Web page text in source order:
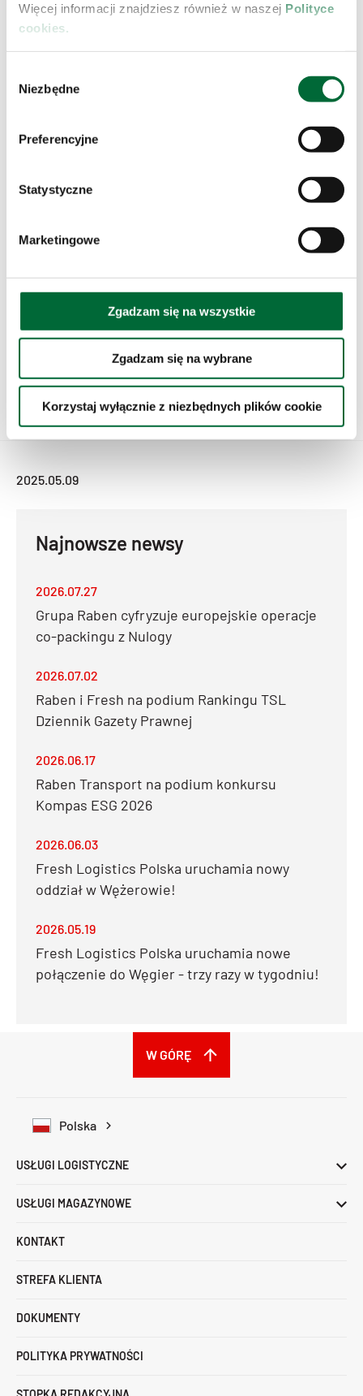
Więcej informacji znajdziesz również w naszej Polityce
cookies.
Niezbędne
Preferencyjne
Statystyczne
Marketingowe
Zgadzam się na wszystkie
Zgadzam się na wybrane
Korzystaj wyłącznie z niezbędnych plików cookie
2025.05.09
Najnowsze newsy
2026.07.27
Grupa Raben cyfryzuje europejskie operacje
co-packingu z Nulogy
2026.07.02
Raben i Fresh na podium Rankingu TSL
Dziennik Gazety Prawnej
2026.06.17
Raben Transport na podium konkursu
Kompas ESG 2026
2026.06.03
Fresh Logistics Polska uruchamia nowy
oddział w Wężerowie!
2026.05.19
Fresh Logistics Polska uruchamia nowe
połączenie do Węgier - trzy razy w tygodniu!
Polska
W GÓRĘ
USŁUGI LOGISTYCZNE
USŁUGI MAGAZYNOWE
KONTAKT
STREFA KLIENTA
DOKUMENTY
POLITYKA PRYWATNOŚCI